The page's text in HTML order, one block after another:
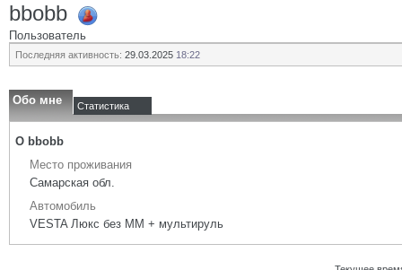
bbobb
Пользователь
Последняя активность: 29.03.2025 18:22
Обо мне Статистика
О bbobb
Место проживания
Самарская обл.
Автомобиль
VESTA Люкс без ММ + мультируль